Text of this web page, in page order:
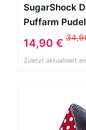
SugarShock
Puffarm
14,90 €
Zuletzt aktualisiert